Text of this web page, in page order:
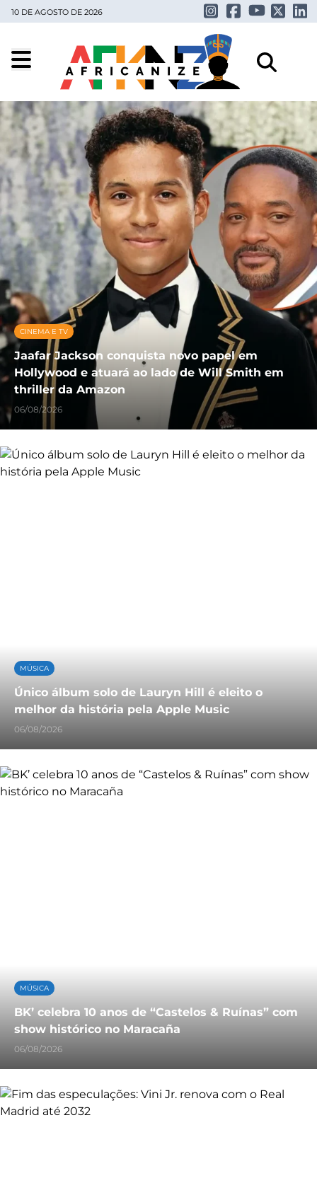
10 DE AGOSTO DE 2026
CINEMA E TV
Jaafar Jackson conquista novo papel em
Hollywood e atuará ao lado de Will Smith em
thriller da Amazon
06/08/2026
MÚSICA
Único álbum solo de Lauryn Hill é eleito o
melhor da história pela Apple Music
06/08/2026
MÚSICA
BK’ celebra 10 anos de “Castelos & Ruínas” com
show histórico no Maracaña
06/08/2026